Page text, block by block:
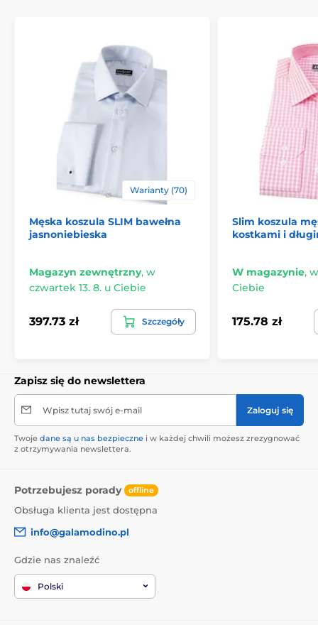
Warianty (70)
Męska koszula SLIM bawełna
jasnoniebieska
Magazyn zewnętrzny, w
czwartek 13. 8. u Ciebie
397.73 zł Szczegóły
Slim koszula
kostkami i
W magazynie,
Ciebie
175.78 zł
Zapisz się do newslettera
Wpisz tutaj swój e-mail Zaloguj się
Twoje dane są u nas bezpieczne i w każdej chwili możesz zrezygnować
z otrzymywania newslettera.
Potrzebujesz porady offline
Obsługa klienta jest dostępna
info@galamodino.pl
Gdzie nas znaleźć
Polski